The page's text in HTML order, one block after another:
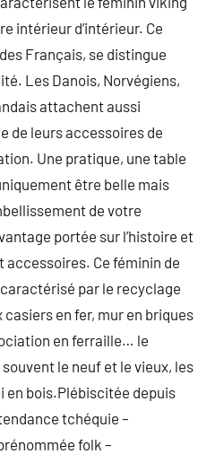
intérieur d’intérieur. Ce
Français, se distingue
Les Danois, Norvégiens,
attachent aussi
de leurs accessoires de
Une pratique, une table
être belle mais
de votre
portée sur l’histoire et
accessoires. Ce féminin de
par le recyclage
en fer, mur en briques
en ferraille… le
le neuf et le vieux, les
en bois.Plébiscitée depuis
tchéquie –
folk –